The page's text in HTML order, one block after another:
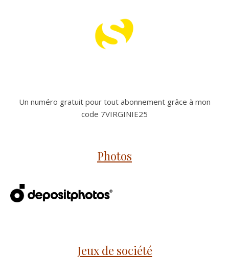
Un numéro gratuit pour tout abonnement grâce à mon
code 7VIRGINIE25
Photos
Jeux de société